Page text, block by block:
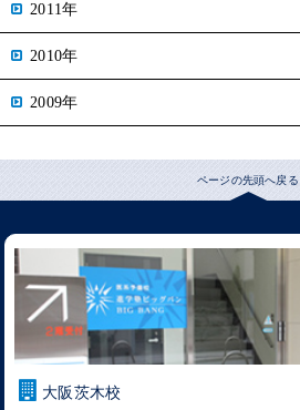
2011年
2010年
2009年
ページの先頭へ戻る
大阪茨木校